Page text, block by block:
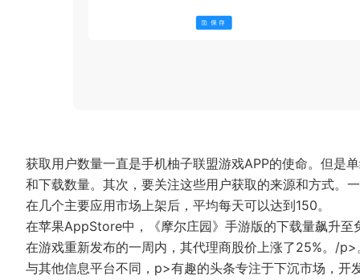
获取用户数量一直是手机柚子联盟游戏APP的使命。但是
和下载数量。其次，要关注这些用户获取的来源和方式。
在几个主要应用市场上架后，平均每天可以达到150。
在苹果AppStore中，《摩尔庄园》手游版的下载量飙升
在游戏重新发布的一周内，其代理商股价上涨了25%。/
与其他信息平台不同，p>有趣的头条专注于下沉市场，